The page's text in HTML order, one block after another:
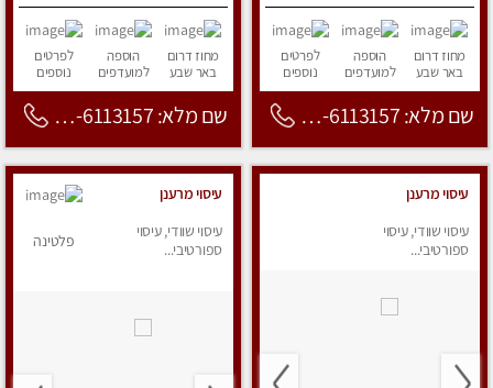
מחוז דרום
באר שבע
הוספה
למועדפים
לפרטים
נוספים
שם מלא: 053-6113157
מחוז דרום
באר שבע
הוספה
למועדפים
לפרטים
נוספים
שם מלא: 053-6113157
עיסוי מרענן
עיסוי שוודי, עיסוי
ספורטיבי...
עיסוי מרענן
עיסוי שוודי, עיסוי
ספורטיבי...
פלטינה